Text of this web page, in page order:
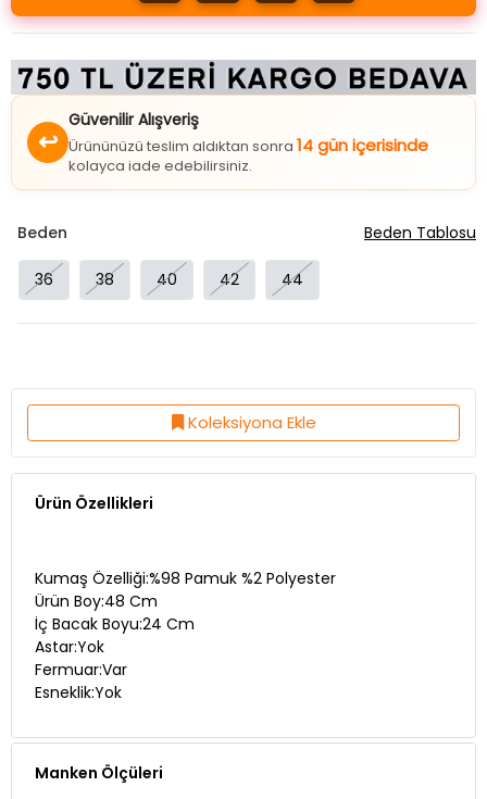
Güvenilir Alışveriş
Ürününüzü teslim aldıktan sonra
kolayca iade edebilirsiniz.
36
Koleksiyona Ekle
Ürün Özellikleri
Ürün Boy:48 Cm
İç Bacak Boyu:24 Cm
Astar:Yok
Fermuar:Var
Esneklik:Yok
Manken Ölçüleri